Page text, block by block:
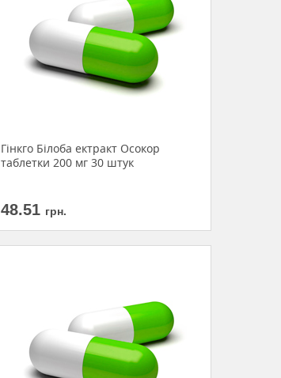
Гінкго Білоба ектракт Осокор
таблетки 200 мг 30 штук
48.51 грн.